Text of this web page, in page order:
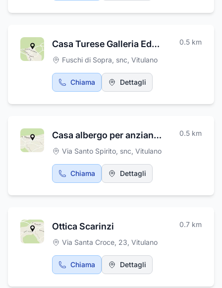
Casa Turese Galleria Edizioni D'Arte 0.5 km
Fuschi di Sopra, snc, Vitulano
Chiama Dettagli
Casa albergo per anziani "Card. Camillo Mazzella" 0.5 km
Via Santo Spirito, snc, Vitulano
Chiama Dettagli
Ottica Scarinzi 0.7 km
Via Santa Croce, 23, Vitulano
Chiama Dettagli